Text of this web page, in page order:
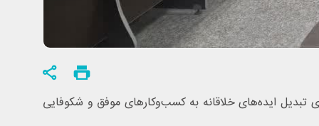
تبدیل ایده‌های خلاقانه به کسب‌وکارهای موفق و شکوفایی